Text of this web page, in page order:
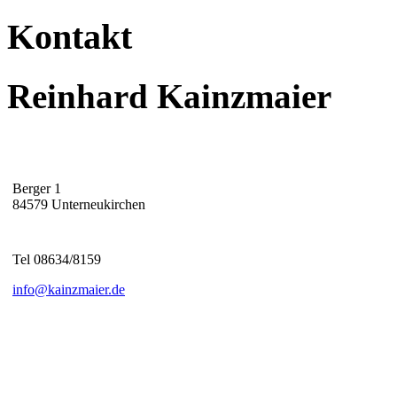
Kontakt
Reinhard Kainzmaier
Berger 1
84579 Unterneukirchen
Tel 08634/8159
info@kainzmaier.de